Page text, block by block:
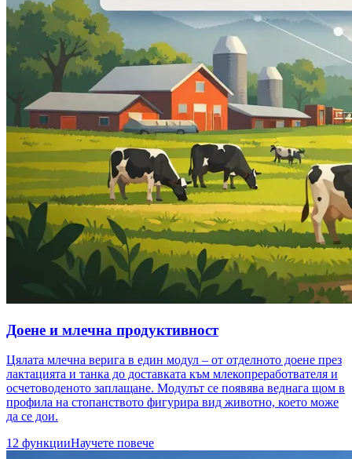
Доене и млечна продуктивност
Цялата млечна верига в един модул – от отделното доене през
лактацията и танка до доставката към млекопреработвателя и
осчетоводеното заплащане. Модулът се появява веднага щом в
профила на стопанството фигурира вид животно, което може
да се дои.
12 функцииНаучете повече